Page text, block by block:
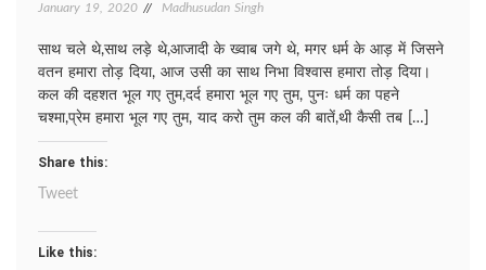
January 19, 2020 Madhusudan Singh
साथ चले थे,साथ लड़े थे,आजादी के ख्वाब जगे थे, मगर धर्म के आड़ में जिसने
वतन हमारा तोड़ दिया, आज उसी का साथ निभा विश्वास हमारा तोड़ दिया।
कल की दहशत भूल गए तुम,दर्द हमारा भूल गए तुम, पुनः धर्म का पहने
चश्मा,प्रेम हमारा भूल गए तुम, याद करो तुम कल की बातें,थी कैसी तब […]
Share this:
Tweet
Like this: